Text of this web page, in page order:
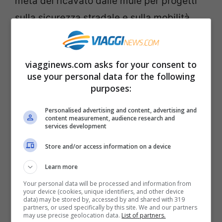
sulla sicurezza stradale e sulla mobilità
L’idea dellaCiclovia Appenninicaè nata
nell’estate del 2017, quando ViviAppennino
alla Sicilia, chiamato appunto
Appenninobiketour
300 comuni. Il giro sarà ripetuto
quest’anno dal 4 al 14 aprile, con la
partecipazione del campione italiano
Ultracyclist Omar Di Felice. Il 16 e 17
giugno sarà indetta poi una Giornata
viagginews.com asks for your consent to
use your personal data for the following
purposes:
Personalised advertising and content, advertising and
content measurement, audience research and
services development
Store and/or access information on a device
Learn more
Your personal data will be processed and information from
your device (cookies, unique identifiers, and other device
data) may be stored by, accessed by and shared with 319
partners, or used specifically by this site. We and our partners
may use precise geolocation data. List of partners.